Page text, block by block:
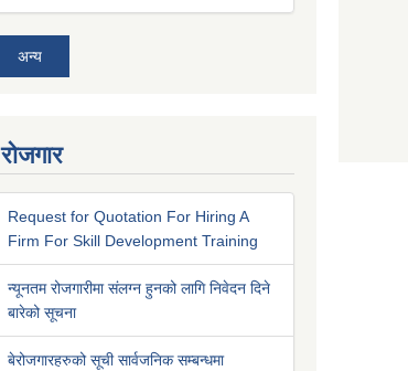
अन्य
रोजगार
Request for Quotation For Hiring A
Firm For Skill Development Training
न्यूनतम रोजगारीमा संलग्न हुनको लागि निवेदन दिने
बारेको सूचना
बेरोजगारहरुको सूची सार्वजनिक सम्बन्धमा